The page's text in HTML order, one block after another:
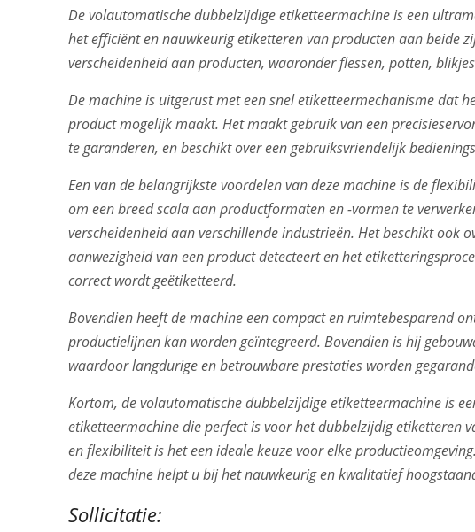
De volautomatische dubbelzijdige etiketteermachine is een
het efficiënt en nauwkeurig etiketteren van producten aan beide
verscheidenheid aan producten, waaronder flessen, potten,
De machine is uitgerust met een snel etiketteermechanisme dat
product mogelijk maakt. Het maakt gebruik van een
te garanderen, en beschikt over een gebruiksvriendelijk
Een van de belangrijkste voordelen van deze machine is de
om een breed scala aan productformaten en -vormen te
verscheidenheid aan verschillende industrieën. Het beschikt ook
aanwezigheid van een product detecteert en het
correct wordt geëtiketteerd.
Bovendien heeft de machine een compact en ruimtebesparend
productielijnen kan worden geïntegreerd. Bovendien is hij
waardoor langdurige en betrouwbare prestaties worden
Kortom, de volautomatische dubbelzijdige etiketteermachine is
etiketteermachine die perfect is voor het dubbelzijdig etiketteren
en flexibiliteit is het een ideale keuze voor elke
deze machine helpt u bij het nauwkeurig en kwalitatief
Sollicitatie: